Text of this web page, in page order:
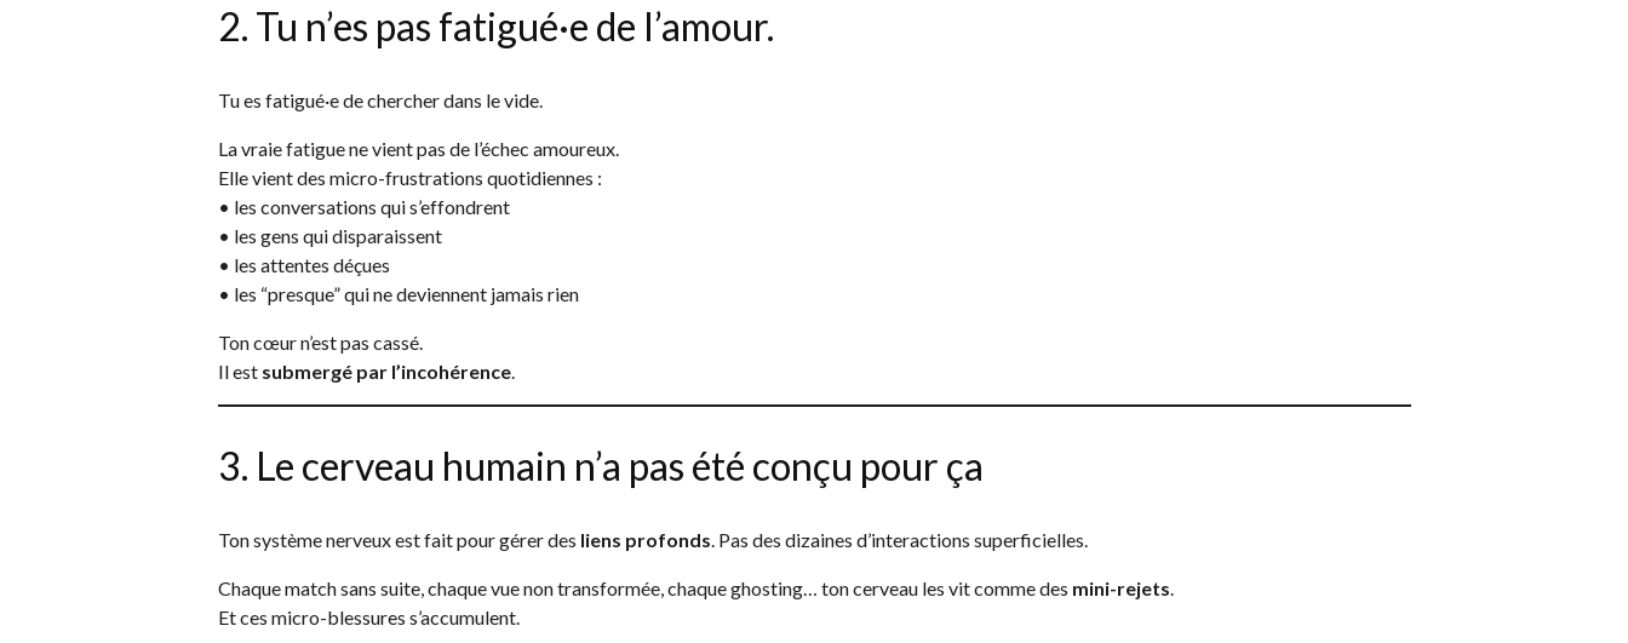
2. Tu n’es pas fatigué·e de l’amour.
Tu es fatigué·e de chercher dans le vide.
La vraie fatigue ne vient pas de l’échec amoureux.
Elle vient des micro-frustrations quotidiennes :
• les conversations qui s’effondrent
• les gens qui disparaissent
• les attentes déçues
• les “presque” qui ne deviennent jamais rien
Ton cœur n’est pas cassé.
Il est submergé par l’incohérence.
3. Le cerveau humain n’a pas été conçu pour ça
Ton système nerveux est fait pour gérer des liens profonds. Pas des dizaines d’interactions superficielles.
Chaque match sans suite, chaque vue non transformée, chaque ghosting… ton cerveau les vit comme des mini-rejets.
Et ces micro-blessures s’accumulent.